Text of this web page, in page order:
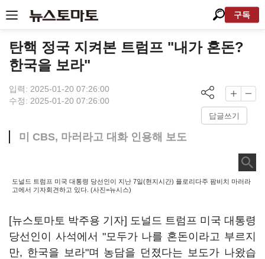
구독
탄핵 정국 지켜본 트럼프 "내가 혼돈?
한국을 보라"
입력: 2025-01-20 07:26:00
수정: 2025-01-20 07:26:00
답글쓰기
미 CBS, 마러라고 대화 인용해 보도
도널드 트럼프 미국 대통령 당선인이 지난 7일(현지시간) 플로리다주 팜비치 마러라
고에서 기자회견하고 있다. (사진=뉴시스)
[뉴스토마토 박주용 기자] 도널드 트럼프 미국 대통령
당선인이 사석에서 "모두가 나를 혼돈이라고 부르지
만, 한국을 보라"며 농담을 던졌다는 보도가 나왔습